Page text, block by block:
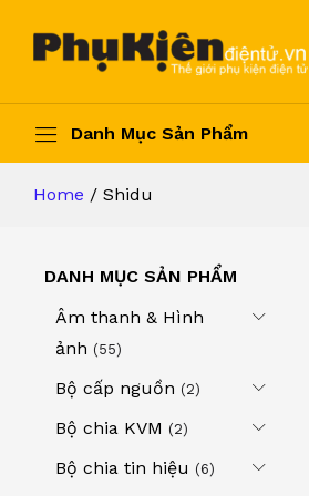
Danh Mục Sản Phẩm
Home / Shidu
DANH MỤC SẢN PHẨM
Âm thanh & Hình
ảnh (55)
Bộ cấp nguồn (2)
Bộ chia KVM (2)
Bộ chia tin hiệu (6)